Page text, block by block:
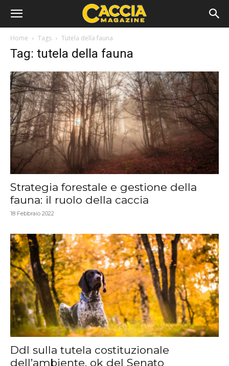
Home Tags Tutela della fauna
Tag: tutela della fauna
Strategia forestale e gestione della
fauna: il ruolo della caccia
18 Febbraio 2022
Ddl sulla tutela costituzionale
dell’ambiente, ok del Senato